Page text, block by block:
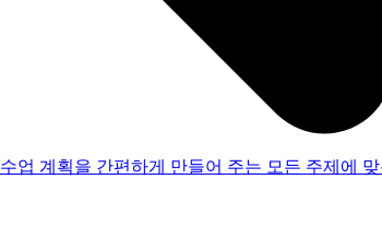
수업 계획을 간편하게 만들어 주는 모든 주제에